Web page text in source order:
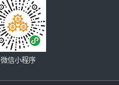
微信小程序